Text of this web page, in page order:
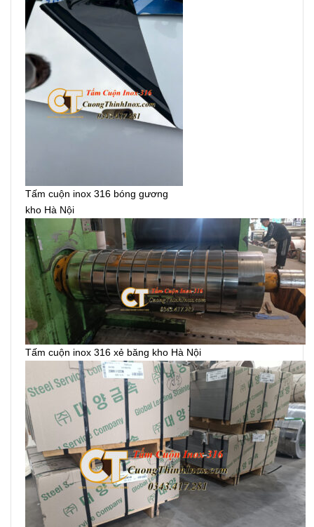
Tấm cuộn inox 316 bóng gương
kho Hà Nội
Tấm cuộn inox 316 xẻ băng kho Hà Nội